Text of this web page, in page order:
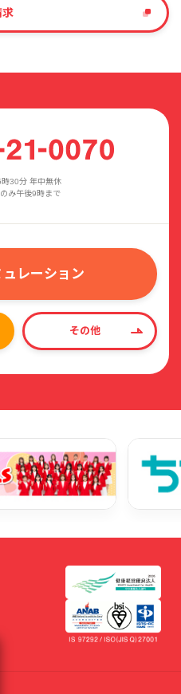
求
30分 年中無休
み午後9時まで
レーション
その他